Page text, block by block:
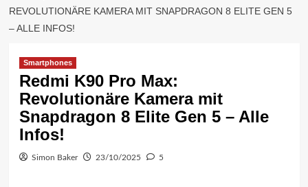
REVOLUTIONÄRE KAMERA MIT SNAPDRAGON 8 ELITE GEN 5
– ALLE INFOS!
Smartphones
Redmi K90 Pro Max:
Revolutionäre Kamera mit
Snapdragon 8 Elite Gen 5 – Alle
Infos!
Simon Baker 23/10/2025 5